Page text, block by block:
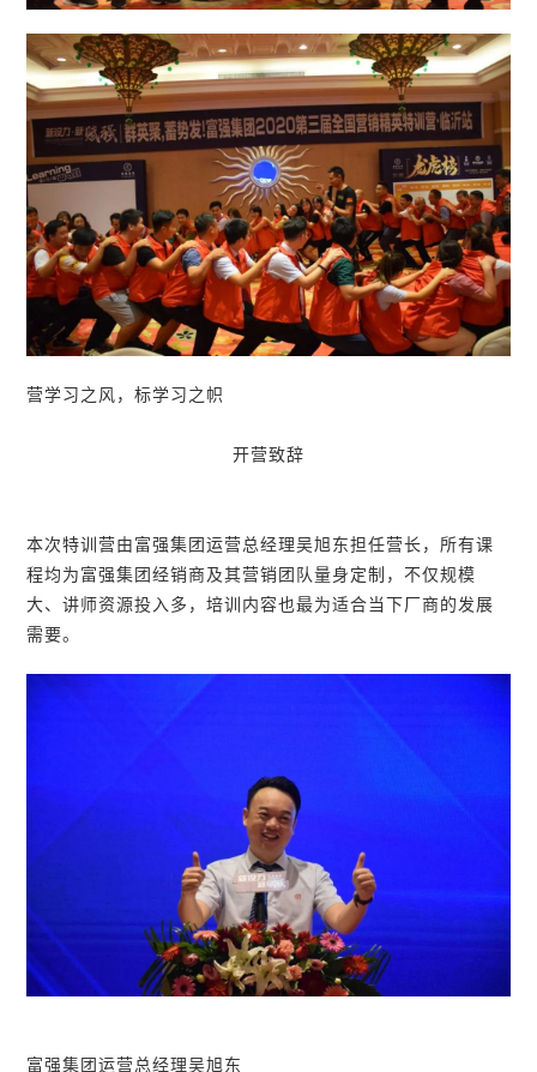
营学习之风，标学习之帜
开营致辞
本次特训营由富强集团运营总经理吴旭东担任营长，所有课
程均为富强集团经销商及其营销团队量身定制，不仅规模
大、讲师资源投入多，培训内容也最为适合当下厂商的发展
需要。
富强集团运营总经理吴旭东